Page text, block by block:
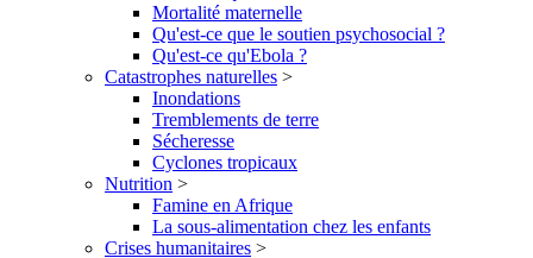
Mortalité maternelle
Qu'est-ce que le soutien psychosocial ?
Qu'est-ce qu'Ebola ?
Catastrophes naturelles >
Inondations
Tremblements de terre
Sécheresse
Cyclones tropicaux
Nutrition >
Famine en Afrique
La sous-alimentation chez les enfants
Crises humanitaires >